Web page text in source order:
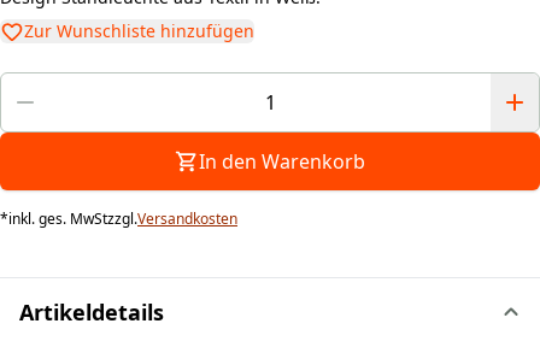
Zur Wunschliste hinzufügen
In den Warenkorb
*inkl. ges. MwStzzgl.Versandkosten
Artikeldetails